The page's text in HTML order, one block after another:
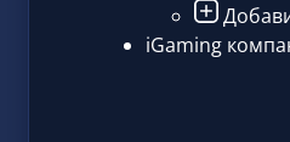
iGaming